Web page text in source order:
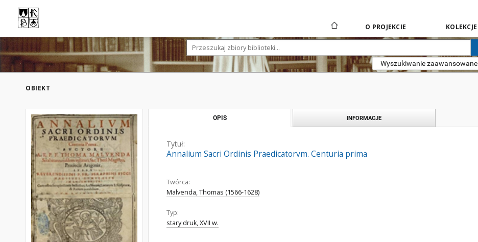
O PROJEKCIE KOLEKCJE
Wyszukiwanie zaawansowane
OBIEKT
OPIS INFORMACJE
Tytuł:
Annalium Sacri Ordinis Praedicatorvm. Centuria prima
Twórca:
Malvenda, Thomas (1566-1628)
Typ:
stary druk, XVII w.